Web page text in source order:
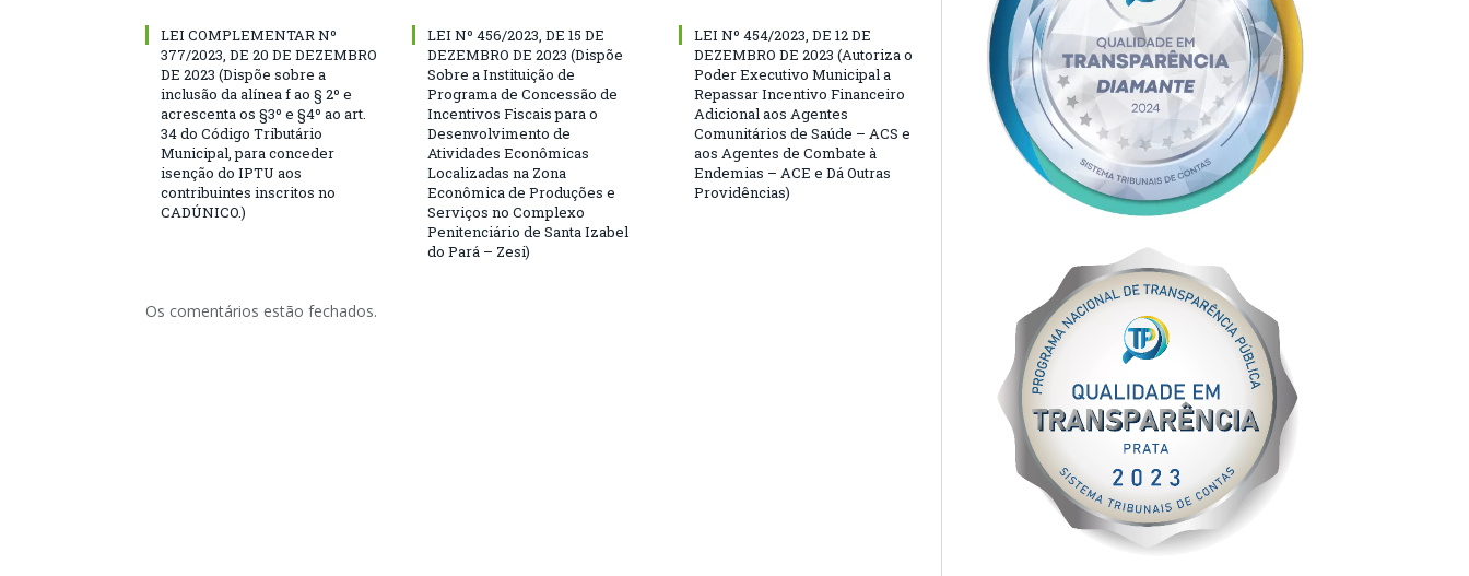
LEI COMPLEMENTAR Nº
377/2023, DE 20 DE DEZEMBRO
DE 2023 (Dispõe sobre a
inclusão da alínea f ao § 2º e
acrescenta os §3º e §4º ao art.
34 do Código Tributário
Municipal, para conceder
isenção do IPTU aos
contribuintes inscritos no
CADÚNICO.)
LEI Nº 456/2023, DE 15 DE
DEZEMBRO DE 2023 (Dispõe
Sobre a Instituição de
Programa de Concessão de
Incentivos Fiscais para o
Desenvolvimento de
Atividades Econômicas
Localizadas na Zona
Econômica de Produções e
Serviços no Complexo
Penitenciário de Santa Izabel
do Pará – Zesi)
LEI Nº 454/2023, DE 12 DE
DEZEMBRO DE 2023 (Autoriza o
Poder Executivo Municipal a
Repassar Incentivo Financeiro
Adicional aos Agentes
Comunitários de Saúde – ACS e
aos Agentes de Combate à
Endemias – ACE e Dá Outras
Providências)
Os comentários estão fechados.